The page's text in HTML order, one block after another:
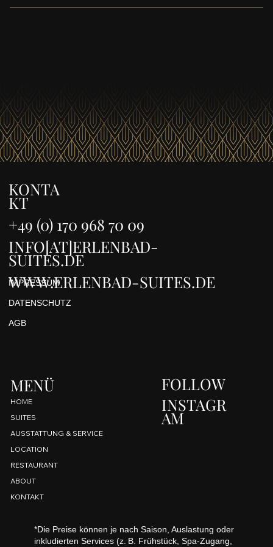
KONTA
KT
INFO[AT]ERLENBAD-
SUITES.DE
+49 (0) 170 968 70 09
WWW.ERLENBAD-SUITES.DE
IMPRESSUM
DATENSCHUTZ
AGB
MENÜ
HOME
SUITES
AUSSTATTUNG & SERVICE
LOCATION
RESTAURANT
ABOUT
KONTAKT
FOLLOW
INSTAGR
AM
*Die Preise können je nach Saison, Auslastung oder
inkludierten Services (z. B. Frühstück, Spa-Zugang,